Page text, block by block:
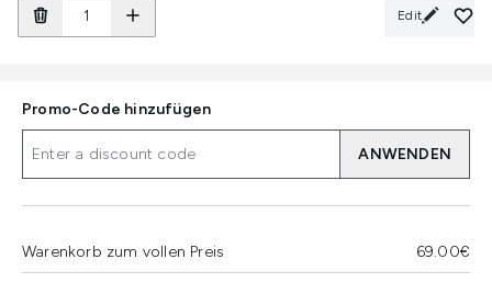
Edit
Promo-Code hinzufügen
ANWENDEN
Warenkorb zum vollen Preis 69.00€